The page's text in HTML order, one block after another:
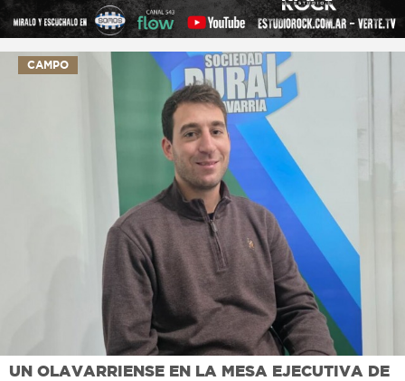
CAMPO
UN OLAVARRIENSE EN LA MESA EJECUTIVA DE